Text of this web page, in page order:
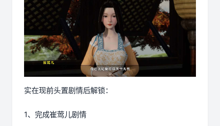
实在现前头置剧情后解锁：
1、完成崔莺儿剧情